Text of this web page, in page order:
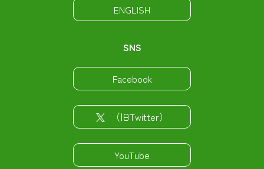
ENGLISH
SNS
Facebook
（旧Twitter）
YouTube